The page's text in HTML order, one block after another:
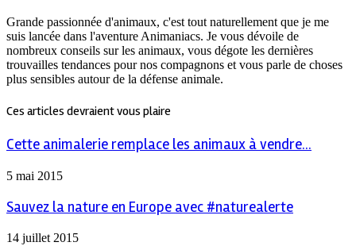
Grande passionnée d'animaux, c'est tout naturellement que je me
suis lancée dans l'aventure Animaniacs. Je vous dévoile de
nombreux conseils sur les animaux, vous dégote les dernières
trouvailles tendances pour nos compagnons et vous parle de choses
plus sensibles autour de la défense animale.
Ces articles devraient vous plaire
Cette animalerie remplace les animaux à vendre...
5 mai 2015
Sauvez la nature en Europe avec #naturealerte
14 juillet 2015